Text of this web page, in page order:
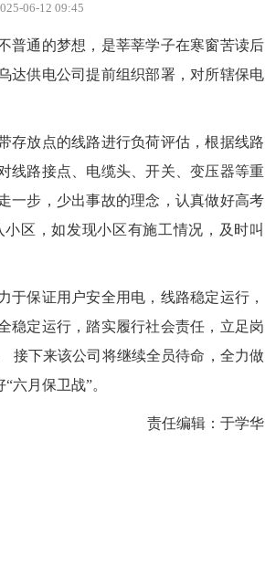
06-12 09:45
普通的梦想，是莘莘学子在寒窗苦读后
达供电公司提前组织部署，对所辖保电
放点的线路进行负荷评估，根据线路
线路接点、电缆头、开关、变压器等重
一步，少出事故的理念，认真做好高考
区，如发现小区有施工情况，及时叫
保证用户安全用电，线路稳定运行，
稳定运行，踏实履行社会责任，立足岗
接下来该公司将继续全员待命，全力做
六月保卫战”。
责任编辑：于学华